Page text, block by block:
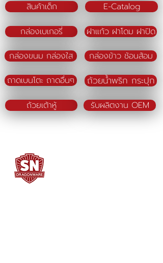
สินค้าเด็ก
กล่องเบเกอรี่
กล่องขนม กล่องใส
ถาดเบนโตะ ถาดอื่นๆ
ถ้วยเต้าหู้
E-Catalog
ฝาแก้ว ฝาโดม ฝาปิด
กล่องข้าว ช้อนส้อม
ถ้วยน้ำพริก กระปุก
รับผลิตงาน OEM